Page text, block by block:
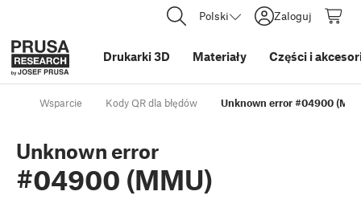
Polski Zaloguj
Drukarki 3D Materiały Części i
Wsparcie Kody QR dla błędów Unknown error #04900
Unknown error
#04900 (MMU)